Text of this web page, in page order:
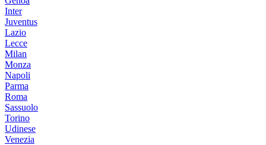
Inter
Juventus
Lazio
Lecce
Milan
Monza
Napoli
Parma
Roma
Sassuolo
Torino
Udinese
Venezia